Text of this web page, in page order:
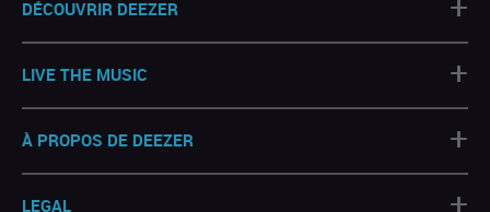
DÉCOUVRIR DEEZER
LIVE THE MUSIC +
À PROPOS DE DEEZER +
LEGAL +